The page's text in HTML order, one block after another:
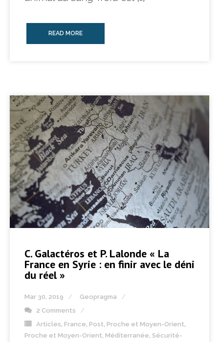
READ MORE
C. Galactéros et P. Lalonde « La
France en Syrie : en finir avec le déni
du réel »
Mar 30, 2019
Geopragma
2 Comments
Articles France Post Proche et Moyen-Orient
Proche et Moyen-Orient, Méditerranée Sécurité-